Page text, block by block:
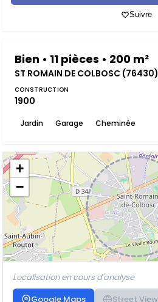
Suivre
Bien • 11 pièces • 200 m²
ST ROMAIN DE COLBOSC (76430)
CONSTRUCTION
1900
Jardin Garage Cheminée
+
−
Localisation en cours d'analyse
Google Maps
Street View